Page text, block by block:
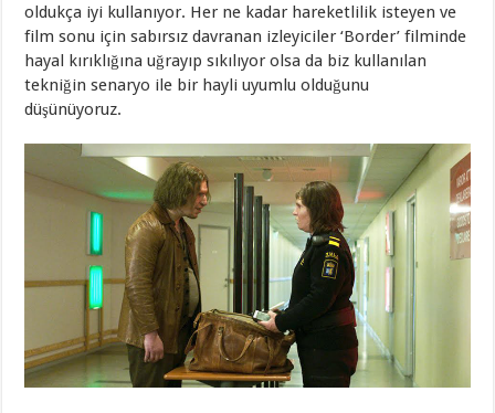
oldukça iyi kullanıyor. Her ne kadar hareketlilik isteyen ve
film sonu için sabırsız davranan izleyiciler ‘Border’ filminde
hayal kırıklığına uğrayıp sıkılıyor olsa da biz kullanılan
tekniğin senaryo ile bir hayli uyumlu olduğunu
düşünüyoruz.